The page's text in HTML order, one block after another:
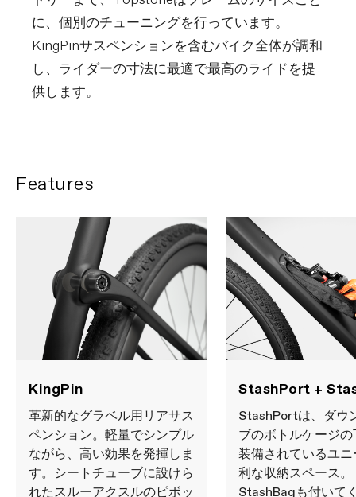
に、個別のチューニングを行っています。
KingPinサスペンションを含むバイク全体が調和
し、ライダーの寸法に最適で最高のライドを提
供します。
Features
KingPin
革新的なグラベル用リアサス
ペンション。軽量でシンプル
ながら、高い効果を発揮しま
す。シートチューブに設けら
れたスルーアクスルのピボッ
StashPort +
StashPortは、ダウ
ブのボトルケージ
装備されているユ
利な収納スペース。
StashBagも付いて